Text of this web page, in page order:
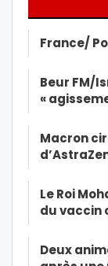
France/
Beur FM/
«
Macron
Le Roi
du vaccin
Deux